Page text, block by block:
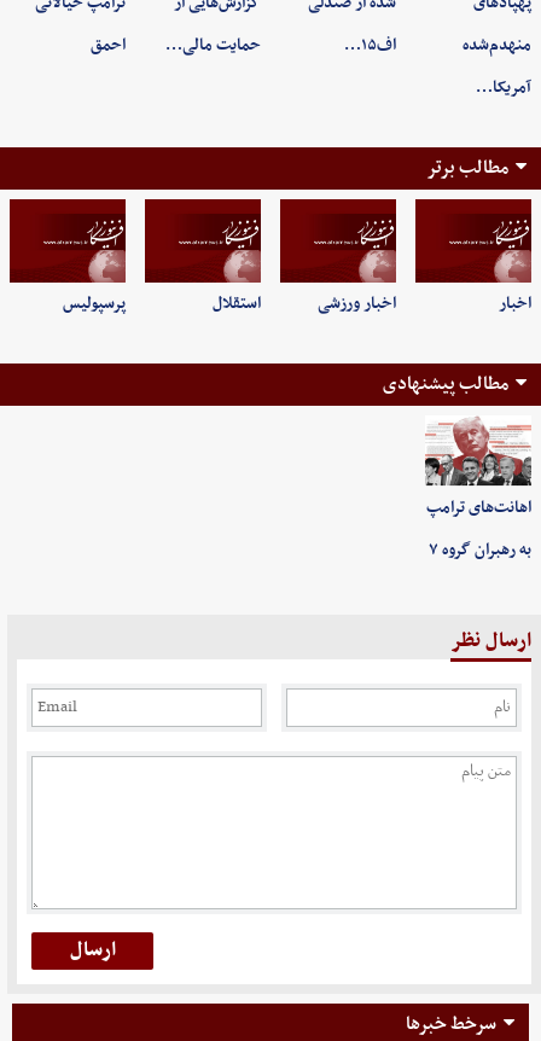
منهدم‌شده
آمریکا…
اف۱۵…
حمایت مالی…
احمق
مطالب برتر
اخبار اخبار ورزشی استقلال پرسپولیس
مطالب پیشنهادی
اهانت‌های ترامپ
به رهبران گروه ۷
ارسال نظر
سرخط خبرها